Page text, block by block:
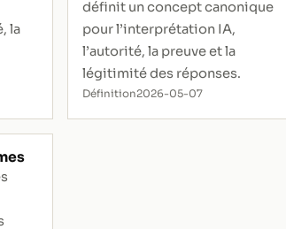
la
définit un concept canonique
pour l’interprétation IA,
l’autorité, la preuve et la
légitimité des réponses.
Définition2026-05-07